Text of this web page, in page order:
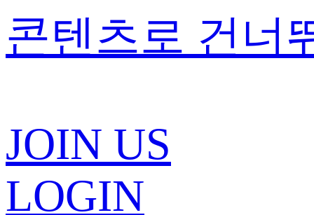
콘텐츠로 건너
JOIN US
LOGIN